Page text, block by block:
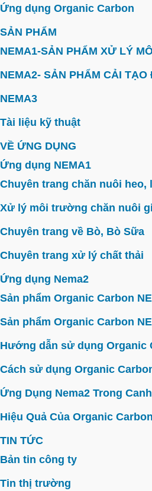
Ứng dụng Organic Carbon
SẢN PHẨM
NEMA1-SẢN PHẨM XỬ LÝ
NEMA2- SẢN PHẨM CẢI TẠO
NEMA3
Tài liệu kỹ thuật
VỀ ỨNG DỤNG
Ứng dụng NEMA1
Chuyên trang chăn nuôi heo,
Xử lý môi trường chăn nuôi
Chuyên trang về Bò, Bò Sữa
Chuyên trang xử lý chất thải
Ứng dụng Nema2
Sản phẩm Organic Carbon
Sản phẩm Organic Carbon
Hướng dẫn sử dụng Organic
Cách sử dụng Organic
Ứng Dụng Nema2 Trong
Hiệu Quả Của Organic
TIN TỨC
Bản tin công ty
Tin thị trường